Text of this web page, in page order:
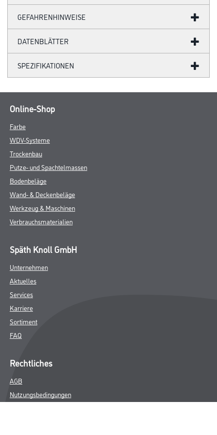
GEFAHRENHINWEISE
DATENBLÄTTER
SPEZIFIKATIONEN
Online-Shop
Farbe
WDV-Systeme
Trockenbau
Putze- und Spachtelmassen
Bodenbeläge
Wand- & Deckenbeläge
Werkzeug & Maschinen
Verbrauchsmaterialien
Späth Knoll GmbH
Unternehmen
Aktuelles
Services
Karriere
Sortiment
FAQ
Rechtliches
AGB
Nutzungsbedingungen